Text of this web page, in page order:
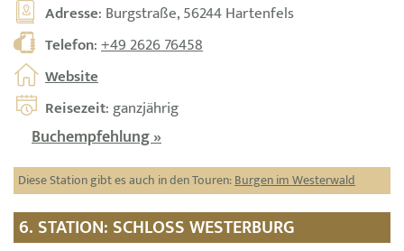
Adresse: Burgstraße, 56244 Hartenfels
Telefon:+49 2626 76458
Website
Reisezeit: ganzjährig
Buchempfehlung »
Diese Station gibt es auch in den Touren:Burgen im Westerwald
6. STATION: SCHLOSS WESTERBURG